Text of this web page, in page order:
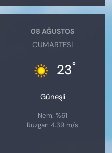
08 AĞUSTOS
CUMARTESI
23°
Güneşli
Nem: %61
Rüzgar: 4.39 m/s